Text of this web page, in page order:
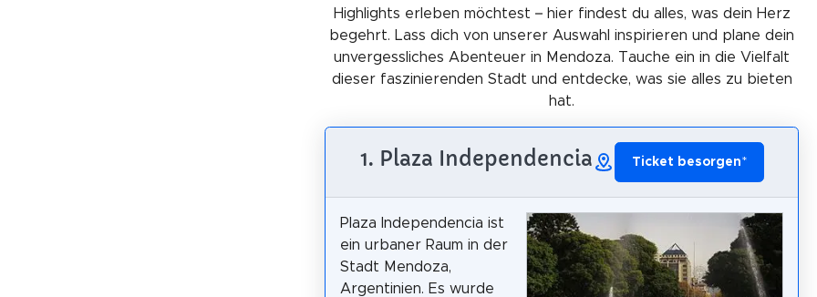
Highlights erleben möchtest – hier findest du alles, was dein Herz
begehrt. Lass dich von unserer Auswahl inspirieren und plane dein
unvergessliches Abenteuer in Mendoza. Tauche ein in die Vielfalt
dieser faszinierenden Stadt und entdecke, was sie alles zu bieten
hat.
1. Plaza Independencia Ticket besorgen*
Plaza Independencia ist
ein urbaner Raum in der
Stadt Mendoza,
Argentinien. Es wurde